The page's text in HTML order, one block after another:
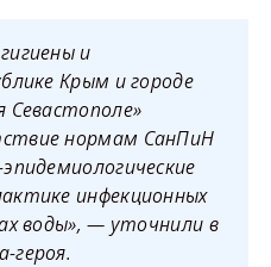
и
Крым и городе
Севастополе»
нормам СанПиН
инфекционных
воды», — уточнили в
героя.